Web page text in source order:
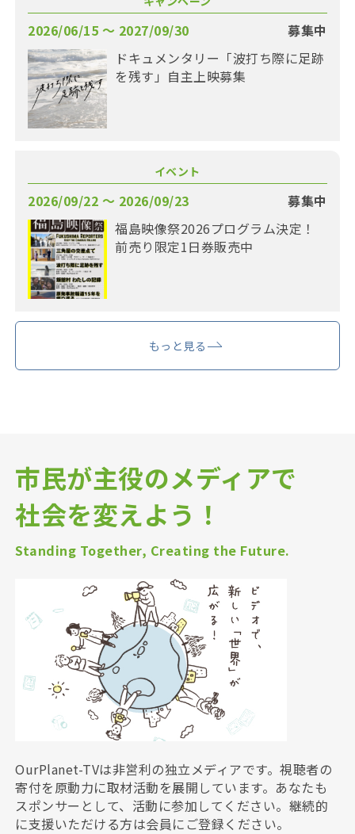
2026/06/15 〜 2027/09/30
募集中
ドキュメンタリー「波打ち際に足跡
を残す」自主上映募集
イベント
2026/09/22 〜 2026/09/23
募集中
福島映像祭2026プログラム決定！
前売り限定1日券販売中
もっと見る
市民が主役のメディアで
社会を変えよう！
Standing Together, Creating the Future.
OurPlanet-TVは非営利の独立メディアです。視聴者の
寄付を原動力に取材活動を展開しています。あなたも
スポンサーとして、活動に参加してください。継続的
に支援いただける方は会員にご登録ください。